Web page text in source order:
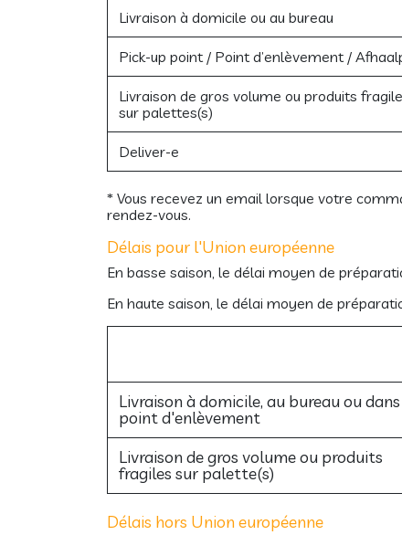
Livraison à domicile ou au bureau
Pick-up point / Point d’enlèvement /
Livraison de gros volume ou produits
sur palettes(s)
Deliver-e
* Vous recevez un email lorsque votre
rendez-vous.
Délais pour l'Union européenne
En basse saison, le délai moyen de
En haute saison, le délai moyen de
Livraison à domicile, au bureau ou
point d'enlèvement
Livraison de gros volume ou produits
fragiles sur palette(s)
Délais hors Union européenne